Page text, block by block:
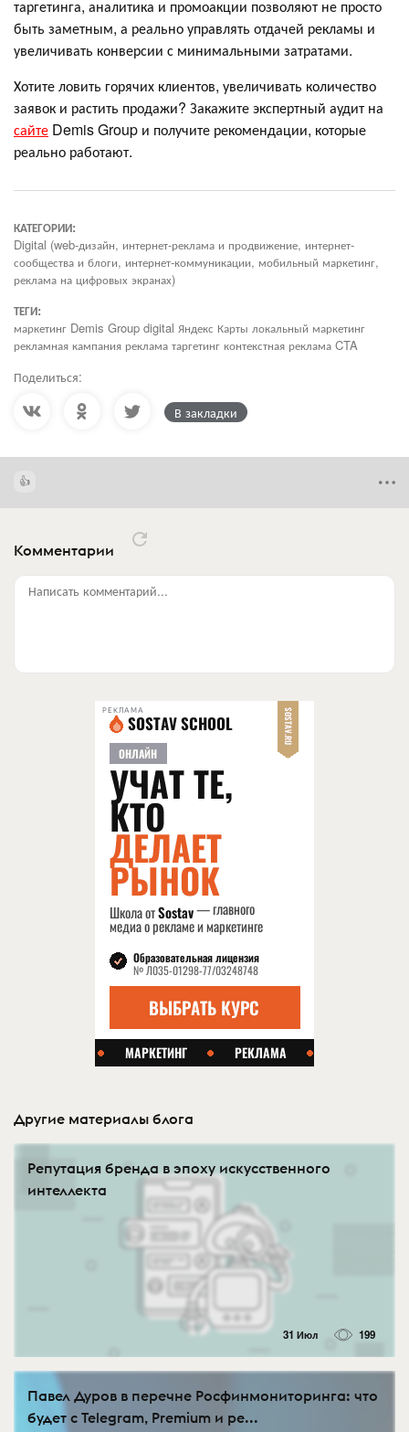
таргетинга, аналитика и промоакции позволяют не просто
быть заметным, а реально управлять отдачей рекламы и
увеличивать конверсии с минимальными затратами.
Хотите ловить горячих клиентов, увеличивать количество
заявок и растить продажи? Закажите экспертный аудит на
сайте Demis Group и получите рекомендации, которые
реально работают.
КАТЕГОРИИ:
Digital (web-дизайн, интернет-реклама и продвижение, интернет-
сообщества и блоги, интернет-коммуникации, мобильный маркетинг,
реклама на цифровых экранах)
ТЕГИ:
маркетинг Demis Group digital Яндекс Карты локальный маркетинг
рекламная кампания реклама таргетинг контекстная реклама CTA
Поделиться:
В закладки
Комментарии
Написать комментарий...
РЕКЛАМА
Другие материалы блога
Репутация бренда в эпоху искусственного
интеллекта
31 Июл 199
Павел Дуров в перечне Росфинмониторинга: что
будет с Telegram, Premium и ре...